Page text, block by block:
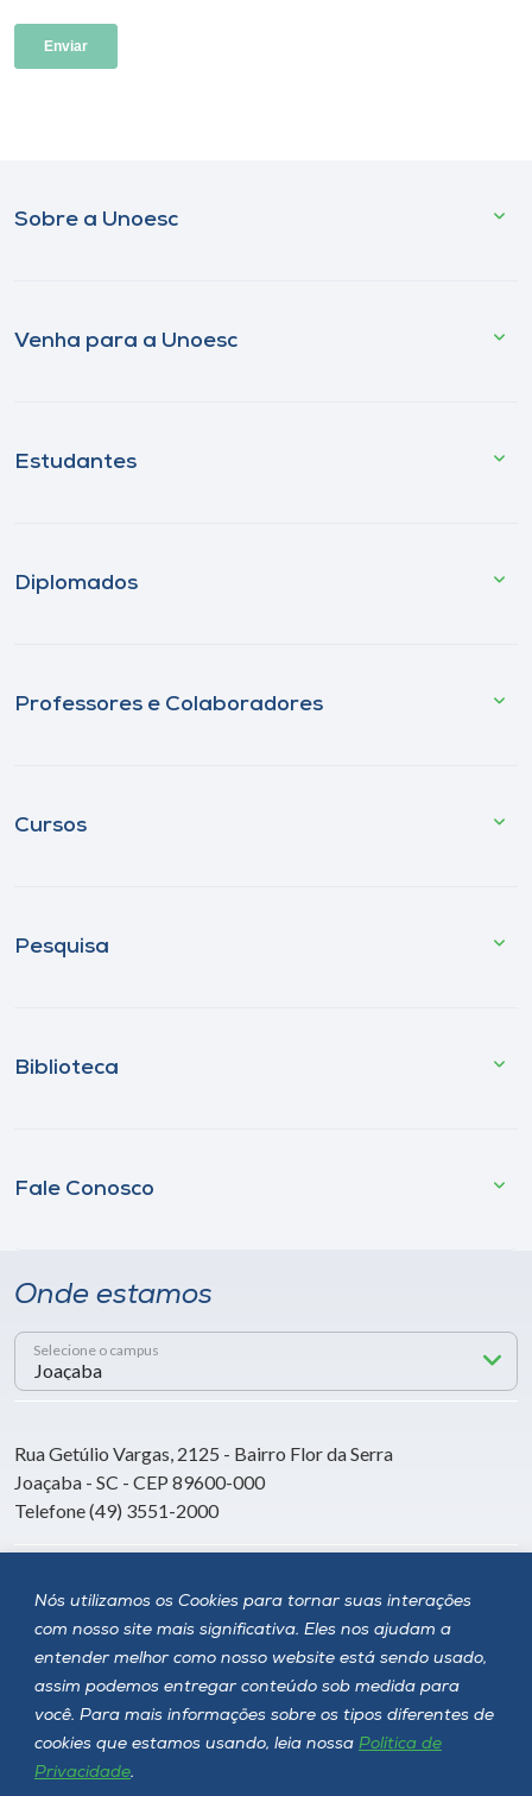
Nós utilizamos os Cookies para tornar suas interações
com nosso site mais significativa. Eles nos ajudam a
entender melhor como nosso website está sendo usado,
assim podemos entregar conteúdo sob medida para
você. Para mais informações sobre os tipos diferentes de
cookies que estamos usando, leia nossa Política de
Privacidade.
Sobre a Unoesc
Venha para a Unoesc
Estudantes
Diplomados
Professores e Colaboradores
Cursos
Pesquisa
Biblioteca
Fale Conosco
Onde estamos
Selecione o campus
Rua Getúlio Vargas, 2125 - Bairro Flor da Serra
Joaçaba - SC - CEP 89600-000
Telefone (49) 3551-2000
Siga a Unoesc